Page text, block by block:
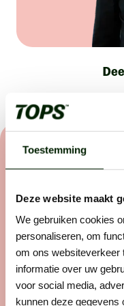
Toestemming
Deze website maakt
We gebruiken cookies
personaliseren, om
om ons websiteverkeer
informatie over uw
voor social media,
kunnen deze gegevens
Het
te worden. Dat werkt
Stap 1:
Zie je een